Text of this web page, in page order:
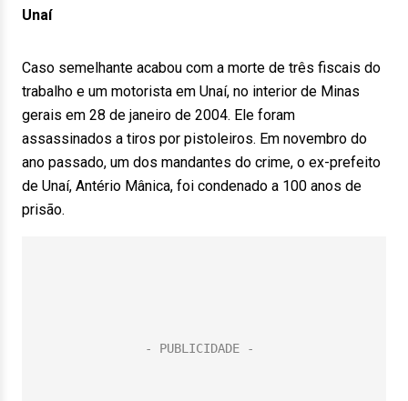
Unaí
Caso semelhante acabou com a morte de três fiscais do
trabalho e um motorista em Unaí, no interior de Minas
gerais em 28 de janeiro de 2004. Ele foram
assassinados a tiros por pistoleiros. Em novembro do
ano passado, um dos mandantes do crime, o ex-prefeito
de Unaí, Antério Mânica, foi condenado a 100 anos de
prisão.